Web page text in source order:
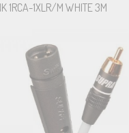
1RCA-1XLR/M WHITE 3M